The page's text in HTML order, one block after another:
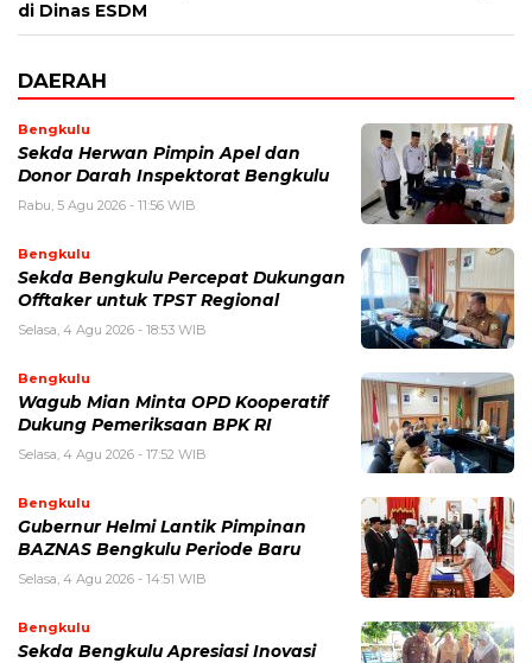
di Dinas ESDM
DAERAH
Bengkulu
Sekda Herwan Pimpin Apel dan
Donor Darah Inspektorat Bengkulu
Rabu, 5 Agu 2026 - 11:56 WIB
Bengkulu
Sekda Bengkulu Percepat Dukungan
Offtaker untuk TPST Regional
Selasa, 4 Agu 2026 - 18:53 WIB
Bengkulu
Wagub Mian Minta OPD Kooperatif
Dukung Pemeriksaan BPK RI
Selasa, 4 Agu 2026 - 17:52 WIB
Bengkulu
Gubernur Helmi Lantik Pimpinan
BAZNAS Bengkulu Periode Baru
Selasa, 4 Agu 2026 - 14:51 WIB
Bengkulu
Sekda Bengkulu Apresiasi Inovasi